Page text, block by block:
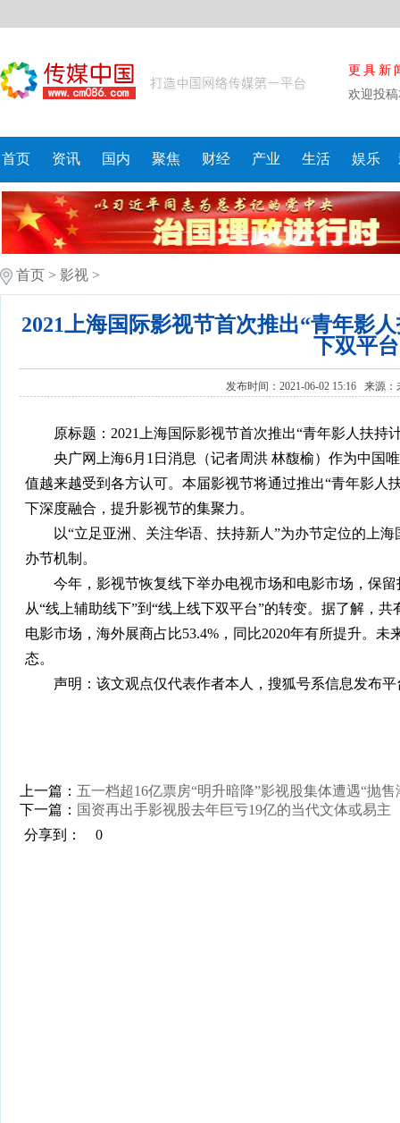
更具新
欢迎投
首页 资讯 国内 聚焦 财经 产业 生活 娱乐
首页 > 影视 >
2021上海国际影视节首次推出“青年影
下双平台
发布时间：2021-06-02 15:16 来源：
原标题：2021上海国际影视节首次推出“青年影人扶持
央广网上海6月1日消息（记者周洪 林馥榆）作为中国
值越来越受到各方认可。本届影视节将通过推出“青年影人
下深度融合，提升影视节的集聚力。
以“立足亚洲、关注华语、扶持新人”为办节定位的上海
办节机制。
今年，影视节恢复线下举办电视市场和电影市场，保留
从“线上辅助线下”到“线上线下双平台”的转变。据了解，
电影市场，海外展商占比53.4%，同比2020年有所提升。
态。
声明：该文观点仅代表作者本人，搜狐号系信息发布平
上一篇： 五一档超16亿票房“明升暗降”影视股集体遭遇“抛售
下一篇： 国资再出手影视股去年巨亏19亿的当代文体或易主
分享到：
0